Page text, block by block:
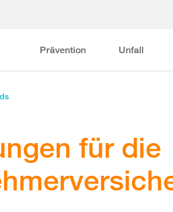
Prävention Unfall
für die